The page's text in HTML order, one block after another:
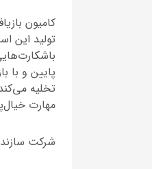
کامیون
پایین و با
تخلیه
مهارت
شرکت